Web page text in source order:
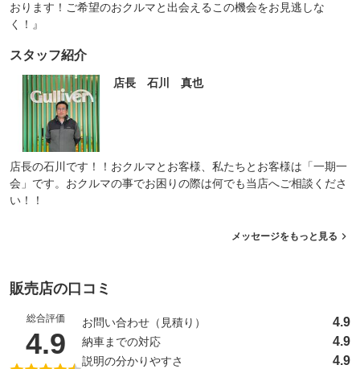
おります！ご希望のおクルマと出会えるこの機会をお見逃しな
く！』
スタッフ紹介
店長 石川 真也
店長の石川です！！おクルマとお客様、私たちとお客様は「一期一
会」です。おクルマの事でお困りの際は何でも当店へご相談くださ
い！！
メッセージをもっと見る
販売店の口コミ
総合評価
4.9 （5点満点中）
お問い合わせ（見積り） 4.9
納車までの対応 4.9
説明の分かりやすさ 4.9